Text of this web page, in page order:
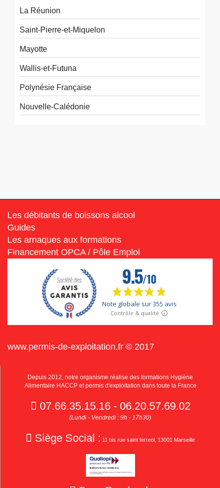
La Réunion
Saint-Pierre-et-Miquelon
Mayotte
Wallis-et-Futuna
Polynésie Française
Nouvelle-Calédonie
Les débitants de boissons alcool
Guides
Les arnaques aux formations
Financement OPCA / Pôle Emploi
www.permis-de-exploitation.fr © 2017
Depuis 2012, notre organisme réalise des formations Hygiène
Alimentaire HACCP et permis d'exploitation dans toute la France
07.66.35.15.16 - 06.20.57.69.02
(Lundi - Vendredi : 9h - 17h30)
Siège Social : 11 bis rue saint ferreol, 13001 Marseille